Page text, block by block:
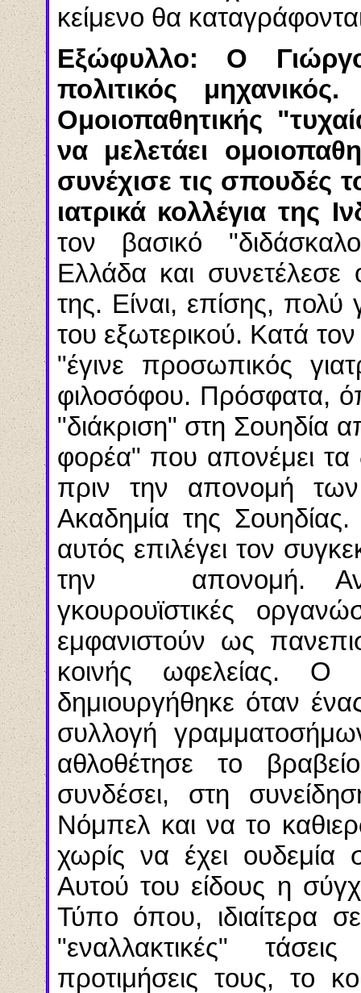
κείμενο θα
Εξώφυλλο: Ο
πολιτικός
Ομοιοπαθητικής
να μελετάει
συνέχισε τις σπουδές
ιατρικά κολλέγια της
τον
βασικό
Ελλάδα και
της. Είναι, επίσης, πολύ
του εξωτερικού. Κατά
"έγινε προσωπικός
φιλοσόφου. Πρόσφατα,
"διάκριση" στη Σουηδία
φορέα" που απονέμει τα
πριν την απονομή
Ακαδημία της
αυτός επιλέγει τον
την απονομή.
γκουρουϊστικές
εμφανιστούν ως
κοινής ωφελείας. Ο
δημιουργήθηκε όταν
συλλογή
αθλοθέτησε το
συνδέσει, στη
Νόμπελ και να το
χωρίς να έχει
Αυτού του είδους η
Τύπο όπου, ιδιαίτερα
"εναλλακτικές"
προτιμήσεις τους, το